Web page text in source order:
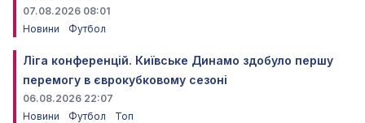
07.08.2026 08:01
Новини
Футбол
Ліга конференцій. Київське Динамо здобуло першу
перемогу в єврокубковому сезоні
06.08.2026 22:07
Новини
Футбол Топ